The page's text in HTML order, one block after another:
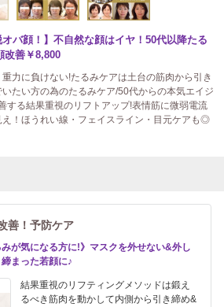
バ顔！】不自然な顔はイヤ！50代以降たる
改善￥8,800
力に負けない!たるみケアは土台の筋肉から引き
たい方の為のたるみケア/50代からの本気エイジ
する結果重視のリフトアップ!表情筋に微弱電流
！ほうれい線・フェイスライン・目元ケアも◎
善！予防ケア
みが気になる方に!》マスクを外せない&外し
まった若顔に♪
結果重視のリフティングメソッドは鍛え
るべき筋肉を動かして内側から引き締め&